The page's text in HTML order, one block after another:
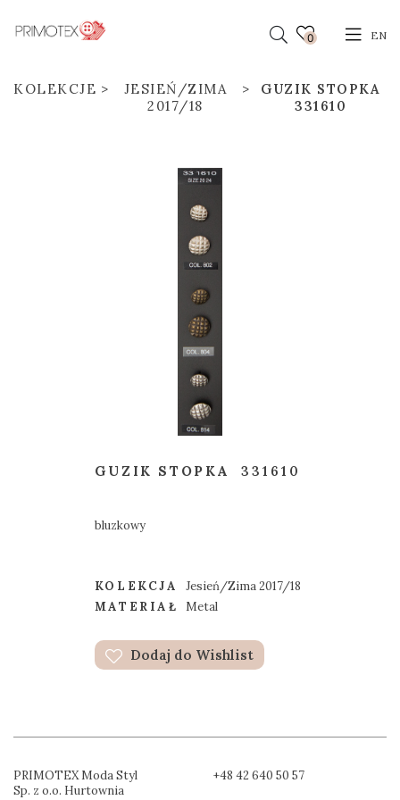
0 EN
KOLEKCJE
JESIEŃ/ZIMA
2017/18
GUZIK STOPKA
331610
GUZIK STOPKA 331610
bluzkowy
KOLEKCJA
Jesień/Zima 2017/18
MATERIAŁ
Metal
Dodaj do Wishlist
PRIMOTEX Moda Styl
Sp. z o.o. Hurtownia
+48 42 640 50 57